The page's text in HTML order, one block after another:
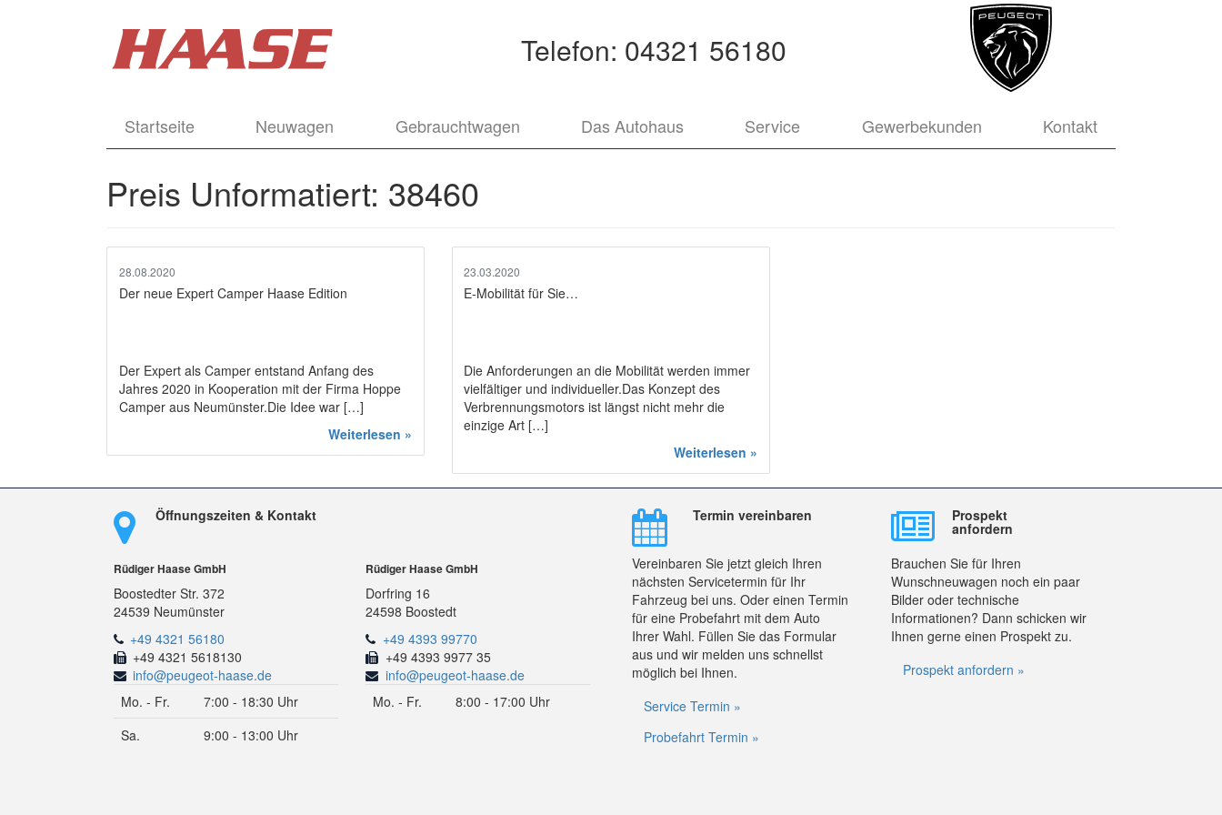
Telefon: 04321 56180
Startseite Neuwagen Gebrauchtwagen Das Autohaus Service Gewerbekunden Kontakt
Preis Unformatiert: 38460
28.08.2020
Der neue Expert Camper Haase Edition
Der Expert als Camper entstand Anfang des
Jahres 2020 in Kooperation mit der Firma Hoppe
Camper aus Neumünster.Die Idee war […]
Weiterlesen »
23.03.2020
E-Mobilität für Sie…
Die Anforderungen an die Mobilität werden immer
vielfältiger und individueller.Das Konzept des
Verbrennungsmotors ist längst nicht mehr die
einzige Art […]
Weiterlesen »
Öffnungszeiten & Kontakt
Rüdiger Haase GmbH
Boostedter Str. 372
24539 Neumünster
+49 4321 56180
+49 4321 5618130
info@peugeot-haase.de
Mo. - Fr.
7:00 - 18:30 Uhr
Sa.
9:00 - 13:00 Uhr
Rüdiger Haase GmbH
Dorfring 16
24598 Boostedt
+49 4393 99770
+49 4393 9977 35
info@peugeot-haase.de
Mo. - Fr.
8:00 - 17:00 Uhr
Termin vereinbaren
Vereinbaren Sie jetzt gleich Ihren
nächsten Servicetermin für Ihr
Fahrzeug bei uns. Oder einen Termin
für eine Probefahrt mit dem Auto
Ihrer Wahl. Füllen Sie das Formular
aus und wir melden uns schnellst
möglich bei Ihnen.
Service Termin »
Probefahrt Termin »
Prospekt
anfordern
Brauchen Sie für Ihren
Wunschneuwagen noch ein paar
Bilder oder technische
Informationen? Dann schicken wir
Ihnen gerne einen Prospekt zu.
Prospekt anfordern »